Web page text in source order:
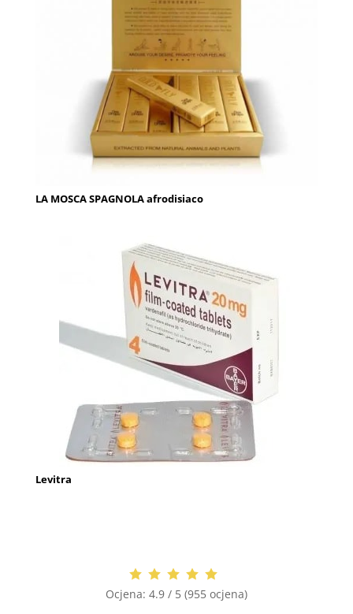
LA MOSCA SPAGNOLA afrodisiaco
Levitra
Ocjena: 4.9 / 5 (955 ocjena)